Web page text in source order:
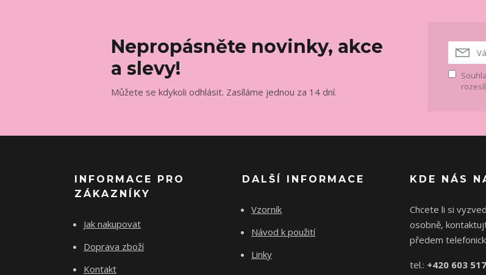
Nepropásněte novinky, akce
a slevy!
Můžete se kdykoli odhlásit. Zasíláme jednou za 14 dní.
INFORMACE PRO
ZÁKAZNÍKY
Jak nakupovat
Doprava zboží
Kontakt
DALŠÍ INFORMACE
Vzorník
Návod k použití
Linky
KDE NÁS
Chcete li si
osobně,
předem
tel.: +420 603